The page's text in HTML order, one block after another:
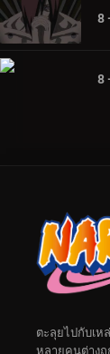
8
8
ตะลุยไปกับเ
หลายคนต่างถู